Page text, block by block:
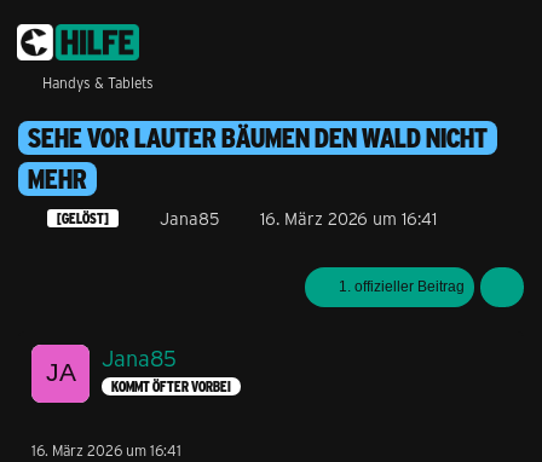
Handys & Tablets
SEHE VOR LAUTER BÄUMEN DEN WALD NICHT
MEHR
[GELÖST] Jana85 16. März 2026 um 16:41
1. offizieller Beitrag
Jana85
KOMMT ÖFTER VORBEI
16. März 2026 um 16:41